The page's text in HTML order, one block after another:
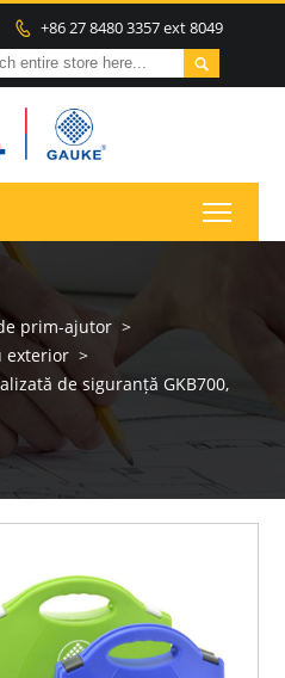
 +86 27 8480 3357 ext 8049

prim-ajutor >
exterior >
de siguranță GKB700,